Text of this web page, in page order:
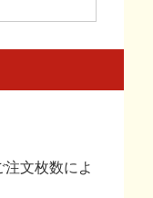
文枚数によ